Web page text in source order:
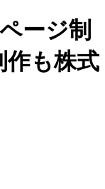
ージ制
作も株式